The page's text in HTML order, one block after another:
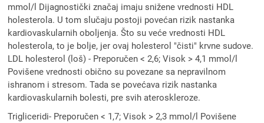
mmol/l Dijagnostički značaj imaju snižene vrednosti HDL
holesterola. U tom slučaju postoji povećan rizik nastanka
kardiovaskularnih oboljenja. Što su veće vrednosti HDL
holesterola, to je bolje, jer ovaj holesterol "čisti" krvne sudove.
LDL holesterol (loš) - Preporučen < 2,6; Visok > 4,1 mmol/l
Povišene vrednosti obično su povezane sa nepravilnom
ishranom i stresom. Tada se povećava rizik nastanka
kardiovaskularnih bolesti, pre svih ateroskleroze.
Trigliceridi- Preporučen < 1,7; Visok > 2,3 mmol/l Povišene